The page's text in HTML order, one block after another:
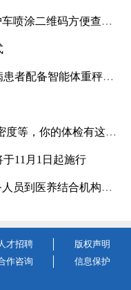
二维码方便查询与监督
重秤、可穿戴智能检测设备等
，你的体检有这些吗？
于11月1日起施行
到医养结合机构执业
才招聘
版权声明
作咨询
信息保护